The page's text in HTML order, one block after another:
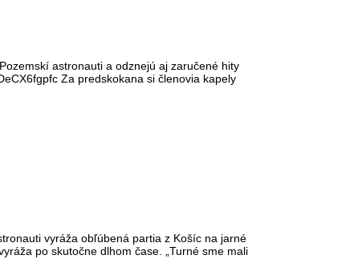
astronauti a odznejú aj zaručené hity
Za predskokana si členovia kapely
vyráža obľúbená partia z Košíc na jarné
po skutočne dlhom čase. „Turné sme mali